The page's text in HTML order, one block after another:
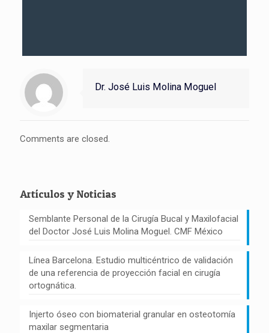
Dr. José Luis Molina Moguel
Comments are closed.
Artículos y Noticias
Semblante Personal de la Cirugía Bucal y Maxilofacial
del Doctor José Luis Molina Moguel. CMF México
Línea Barcelona. Estudio multicéntrico de validación
de una referencia de proyección facial en cirugía
ortognática.
Injerto óseo con biomaterial granular en osteotomía
maxilar segmentaria